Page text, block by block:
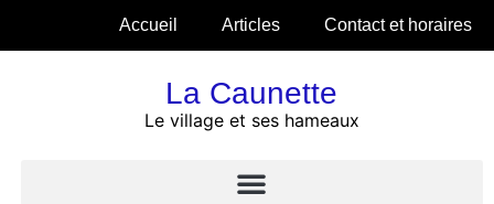
Accueil Articles Contact et horaires
La Caunette
Le village et ses hameaux